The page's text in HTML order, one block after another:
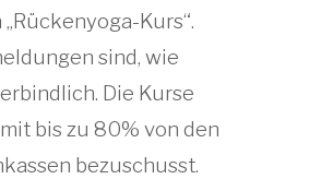
Kurs“.
sind, wie
Die Kurse
bis zu 80% von den
bezuschusst.